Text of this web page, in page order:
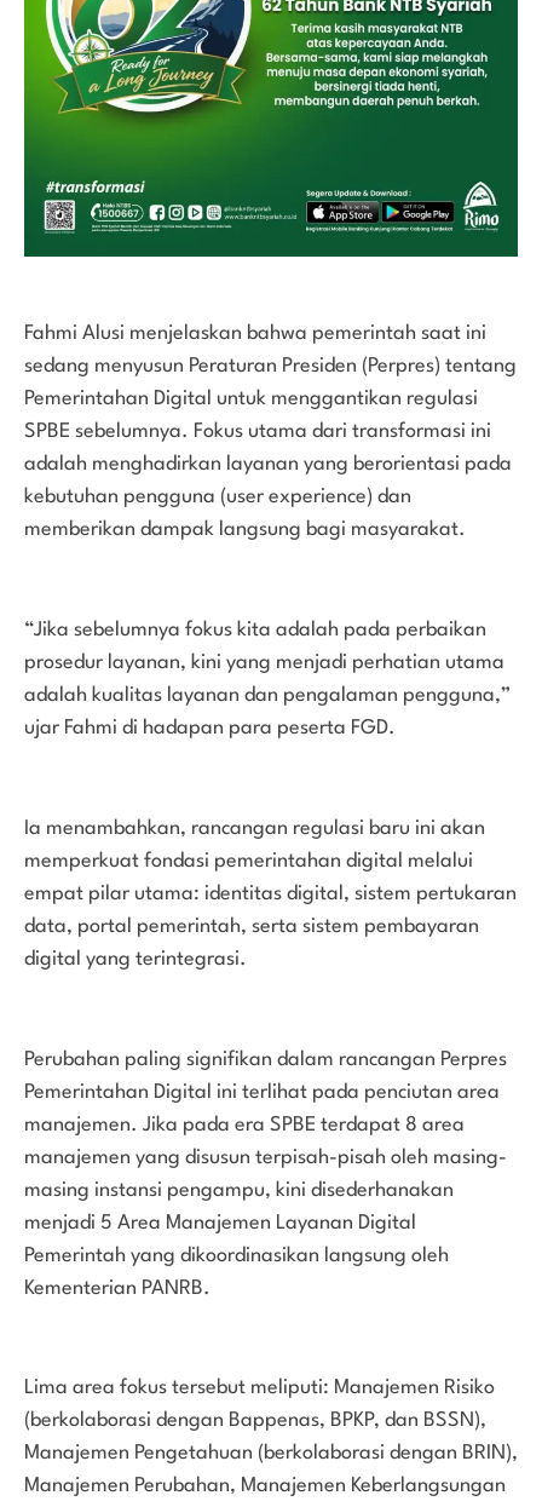
Fahmi Alusi menjelaskan bahwa pemerintah saat ini
sedang menyusun Peraturan Presiden (Perpres) tentang
Pemerintahan Digital untuk menggantikan regulasi
SPBE sebelumnya. Fokus utama dari transformasi ini
adalah menghadirkan layanan yang berorientasi pada
kebutuhan pengguna (user experience) dan
memberikan dampak langsung bagi masyarakat.
“Jika sebelumnya fokus kita adalah pada perbaikan
prosedur layanan, kini yang menjadi perhatian utama
adalah kualitas layanan dan pengalaman pengguna,”
ujar Fahmi di hadapan para peserta FGD.
Ia menambahkan, rancangan regulasi baru ini akan
memperkuat fondasi pemerintahan digital melalui
empat pilar utama: identitas digital, sistem pertukaran
data, portal pemerintah, serta sistem pembayaran
digital yang terintegrasi.
Perubahan paling signifikan dalam rancangan Perpres
Pemerintahan Digital ini terlihat pada penciutan area
manajemen. Jika pada era SPBE terdapat 8 area
manajemen yang disusun terpisah-pisah oleh masing-
masing instansi pengampu, kini disederhanakan
menjadi 5 Area Manajemen Layanan Digital
Pemerintah yang dikoordinasikan langsung oleh
Kementerian PANRB.
Lima area fokus tersebut meliputi: Manajemen Risiko
(berkolaborasi dengan Bappenas, BPKP, dan BSSN),
Manajemen Pengetahuan (berkolaborasi dengan BRIN),
Manajemen Perubahan, Manajemen Keberlangsungan